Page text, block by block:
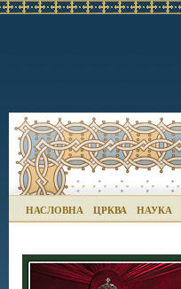
НАСЛОВНА ЦРКВА НАУКА